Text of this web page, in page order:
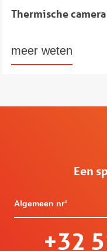
Thermische camera
meer weten
Een
Algemeen nr°
+32